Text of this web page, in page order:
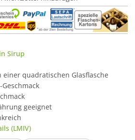
Sirup
quadratischen Glasflasche
geeignet
(LMIV)